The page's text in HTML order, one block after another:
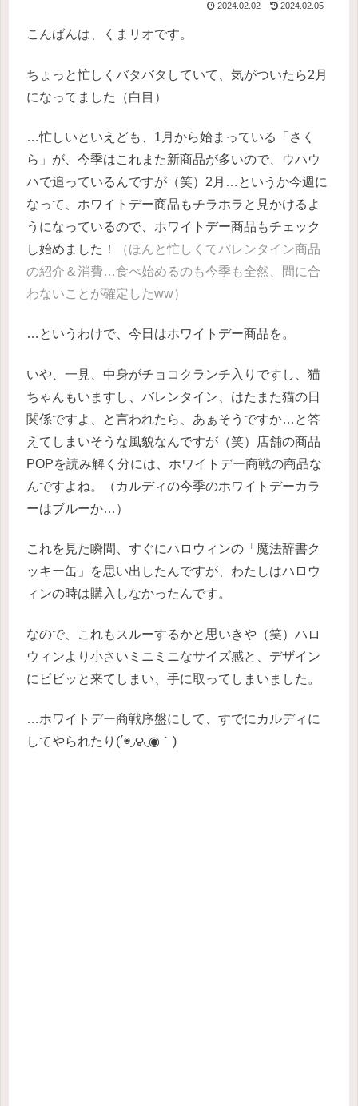
2024.02.02 2024.02.05
こんばんは、くまリオです。
ちょっと忙しくバタバタしていて、気がついたら2月
になってました（白目）
…忙しいといえども、1月から始まっている「さく
ら」が、今季はこれまた新商品が多いので、ウハウ
ハで追っているんですが（笑）2月…というか今週に
なって、ホワイトデー商品もチラホラと見かけるよ
うになっているので、ホワイトデー商品もチェック
し始めました！
（ほんと忙しくてバレンタイン商品
の紹介＆消費…食べ始めるのも今季も全然、間に合
わないことが確定したww）
…というわけで、今日はホワイトデー商品を。
いや、一見、中身がチョコクランチ入りですし、猫
ちゃんもいますし、バレンタイン、はたまた猫の日
関係ですよ、と言われたら、あぁそうですか…と答
えてしまいそうな風貌なんですが（笑）店舗の商品
POPを読み解く分には、ホワイトデー商戦の商品な
んですよね。（カルディの今季のホワイトデーカラ
ーはブルーか…）
これを見た瞬間、すぐにハロウィンの「魔法辞書ク
ッキー缶」を思い出したんですが、わたしはハロウ
ィンの時は購入しなかったんです。
なので、これもスルーするかと思いきや（笑）ハロ
ウィンより小さいミニミニなサイズ感と、デザイン
にビビッと来てしまい、手に取ってしまいました。
…ホワイトデー商戦序盤にして、すでにカルディに
してやられたり(΄◉◞౪◟◉｀)